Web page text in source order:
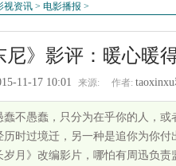
视资讯 > 电影播报 >
尼》影评：暖心暖
11-17 10:01 来源: 作者:
不愚蠢，只分为在乎你的人，
时过境迁，另一种是追你为你
月》改编影片，哪怕有周迅负责